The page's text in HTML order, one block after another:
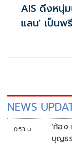
AIS ดึงหนุ่
แลน' เป็นพ
NEWS
0:53 น.
'ก้อง
บุญธ